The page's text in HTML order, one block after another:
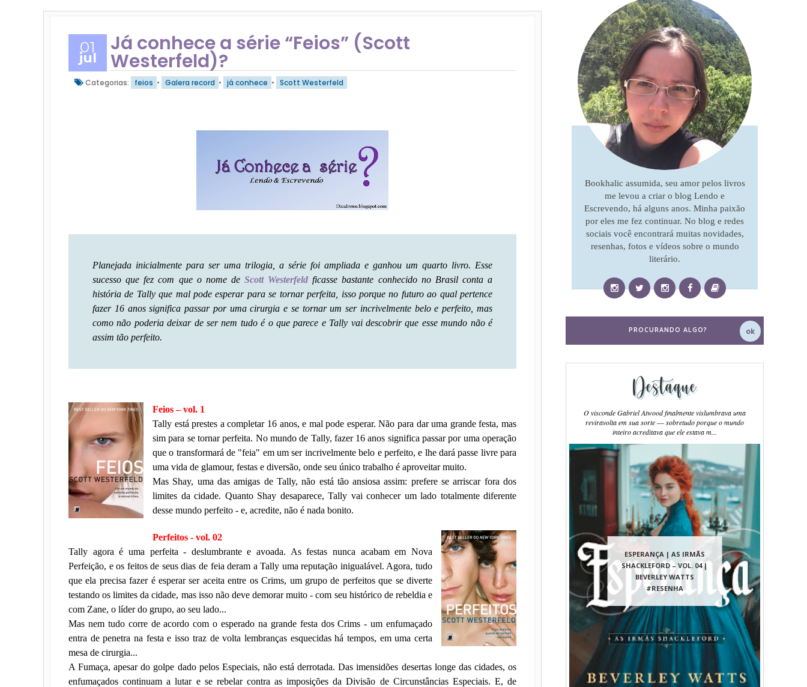
01
jul
Já conhece a série “Feios” (Scott
Westerfeld)?
Categorias: feios • Galera record • já conhece • Scott Westerfeld
Planejada inicialmente para ser uma trilogia, a série foi ampliada e ganhou um quarto livro. Esse
sucesso que fez com que o nome de Scott Westerfeld ficasse bastante conhecido no Brasil conta a
história de Tally que mal pode esperar para se tornar perfeita, isso porque no futuro ao qual pertence
fazer 16 anos significa passar por uma cirurgia e se tornar um ser incrivelmente belo e perfeito, mas
como não poderia deixar de ser nem tudo é o que parece e Tally vai descobrir que esse mundo não é
assim tão perfeito.
Feios – vol. 1
Tally está prestes a completar 16 anos, e mal pode esperar. Não para dar uma grande festa, mas
sim para se tornar perfeita. No mundo de Tally, fazer 16 anos significa passar por uma operação
que o transformará de "feia" em um ser incrivelmente belo e perfeito, e lhe dará passe livre para
uma vida de glamour, festas e diversão, onde seu único trabalho é aproveitar muito.
Mas Shay, uma das amigas de Tally, não está tão ansiosa assim: prefere se arriscar fora dos
limites da cidade. Quanto Shay desaparece, Tally vai conhecer um lado totalmente diferente
desse mundo perfeito - e, acredite, não é nada bonito.
Perfeitos - vol. 02
Tally agora é uma perfeita - deslumbrante e avoada. As festas nunca acabam em Nova
Perfeição, e os feitos de seus dias de feia deram a Tally uma reputação inigualável. Agora, tudo
que ela precisa fazer é esperar ser aceita entre os Crims, um grupo de perfeitos que se diverte
testando os limites da cidade, mas isso não deve demorar muito - com seu histórico de rebeldia e
com Zane, o líder do grupo, ao seu lado...
Mas nem tudo corre de acordo com o esperado na grande festa dos Crims - um enfumaçado
entra de penetra na festa e isso traz de volta lembranças esquecidas há tempos, em uma certa
mesa de cirurgia...
A Fumaça, apesar do golpe dado pelos Especiais, não está derrotada. Das imensidões desertas longe das cidades, os
enfumaçados continuam a lutar e se rebelar contra as imposições da Divisão de Circunstâncias Especiais. E, de
Bookhalic assumida, seu amor pelos livros
me levou a criar o blog Lendo e
Escrevendo, há alguns anos. Minha paixão
por eles me fez continuar. No blog e redes
sociais você encontrará muitas novidades,
resenhas, fotos e vídeos sobre o mundo
literário.
Destaque
ESPERANÇA | AS IRMÃS
SHACKLEFORD – VOL. 04 |
BEVERLEY WATTS
#RESENHA
O visconde Gabriel Atwood finalmente vislumbrava uma
reviravolta em sua sorte ― sobretudo porque o mundo
inteiro acreditava que ele estava m...